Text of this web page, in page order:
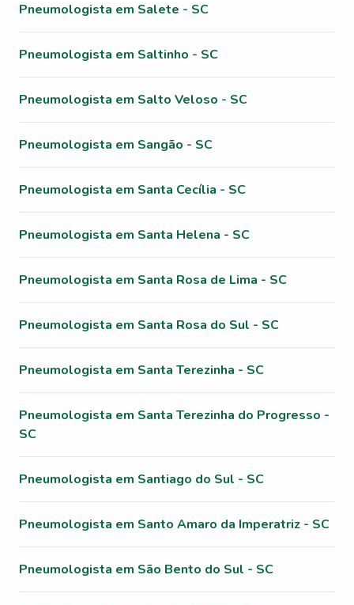
Pneumologista em Salete - SC
Pneumologista em Saltinho - SC
Pneumologista em Salto Veloso - SC
Pneumologista em Sangão - SC
Pneumologista em Santa Cecília - SC
Pneumologista em Santa Helena - SC
Pneumologista em Santa Rosa de Lima - SC
Pneumologista em Santa Rosa do Sul - SC
Pneumologista em Santa Terezinha - SC
Pneumologista em Santa Terezinha do Progresso -
SC
Pneumologista em Santiago do Sul - SC
Pneumologista em Santo Amaro da Imperatriz - SC
Pneumologista em São Bento do Sul - SC